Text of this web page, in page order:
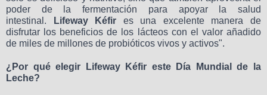
poder de la fermentación para apoyar la salud
intestinal.
Lifeway Kéfir es una excelente manera de
disfrutar los beneficios de los lácteos con el valor añadido
de miles de millones de probióticos vivos y activos".
¿Por qué elegir Lifeway Kéfir este Día Mundial de la
Leche?